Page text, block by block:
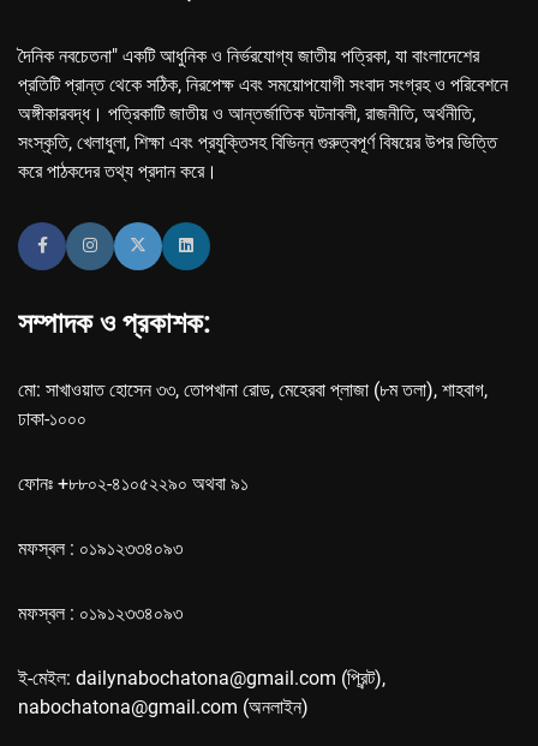
দৈনিক নবচেতনা" একটি আধুনিক ও নির্ভরযোগ্য জাতীয় পত্রিকা, যা বাংলাদেশের
প্রতিটি প্রান্ত থেকে সঠিক, নিরপেক্ষ এবং সময়োপযোগী সংবাদ সংগ্রহ ও পরিবেশনে
অঙ্গীকারবদ্ধ। পত্রিকাটি জাতীয় ও আন্তর্জাতিক ঘটনাবলী, রাজনীতি, অর্থনীতি,
সংস্কৃতি, খেলাধুলা, শিক্ষা এবং প্রযুক্তিসহ বিভিন্ন গুরুত্বপূর্ণ বিষয়ের উপর ভিত্তি
করে পাঠকদের তথ্য প্রদান করে।
সম্পাদক ও প্রকাশক:
মো: সাখাওয়াত হোসেন ৩৩, তোপখানা রোড, মেহেরবা প্লাজা (৮ম তলা), শাহবাগ,
ঢাকা-১০০০
ফোনঃ +৮৮০২-৪১০৫২২৯০ অথবা ৯১
মফস্বল : ০১৯১২৩৩৪০৯৩
মফস্বল : ০১৯১২৩৩৪০৯৩
ই-মেইল: dailynabochatona@gmail.com (প্রিন্ট),
nabochatona@gmail.com (অনলাইন)